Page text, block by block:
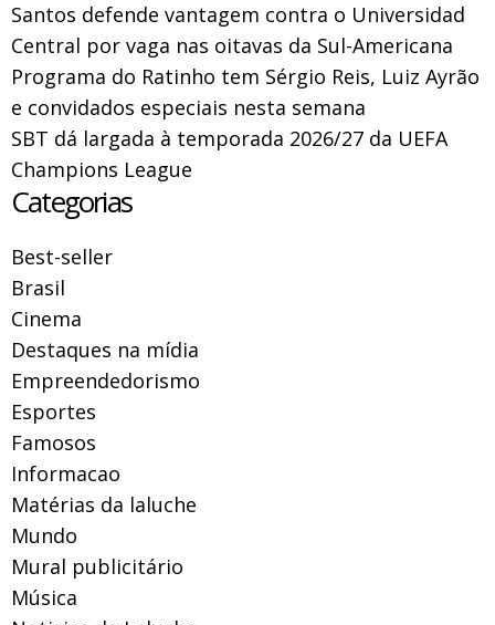
Santos defende vantagem contra o Universidad
Central por vaga nas oitavas da Sul-Americana
Programa do Ratinho tem Sérgio Reis, Luiz Ayrão
e convidados especiais nesta semana
SBT dá largada à temporada 2026/27 da UEFA
Champions League
Categorias
Best-seller
Brasil
Cinema
Destaques na mídia
Empreendedorismo
Esportes
Famosos
Informacao
Matérias da laluche
Mundo
Mural publicitário
Música